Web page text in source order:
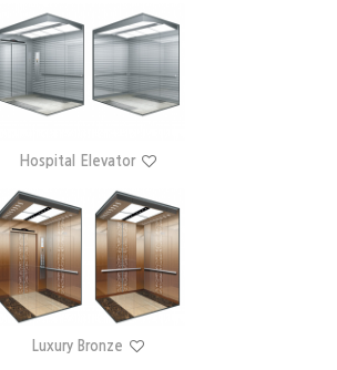
Hospital Elevator
Luxury Bronze